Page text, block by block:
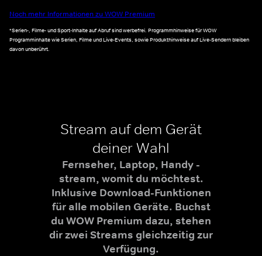
Noch mehr Informationen zu WOW Premium
*Serien-, Filme- und Sport-Inhalte auf Abruf sind werbefrei. Programmhinweise für WOW
Programminhalte wie Serien, Filme und Live-Events, sowie Produkthinweise auf Live-Sendern bleiben
davon unberührt.
Stream auf dem Gerät
deiner Wahl
Fernseher, Laptop, Handy -
stream, womit du möchtest.
Inklusive Download-Funktionen
für alle mobilen Geräte. Buchst
du WOW Premium dazu, stehen
dir zwei Streams gleichzeitig zur
Verfügung.